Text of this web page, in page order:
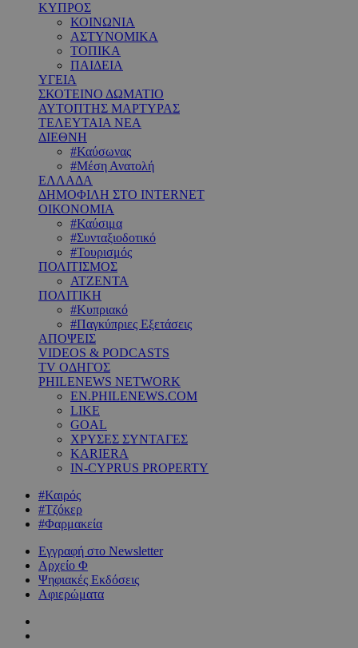
ΚΥΠΡΟΣ
ΚΟΙΝΩΝΙΑ
ΑΣΤΥΝΟΜΙΚΑ
ΤΟΠΙΚΑ
ΠΑΙΔΕΙΑ
ΥΓΕΙΑ
ΣΚΟΤΕΙΝΟ ΔΩΜΑΤΙΟ
ΑΥΤΟΠΤΗΣ ΜΑΡΤΥΡΑΣ
ΤΕΛΕΥΤΑΙΑ ΝΕΑ
ΔΙΕΘΝΗ
#Καύσωνας
#Μέση Ανατολή
ΕΛΛΑΔΑ
ΔΗΜΟΦΙΛΗ ΣΤΟ INTERNET
ΟΙΚΟΝΟΜΙΑ
#Καύσιμα
#Συνταξιοδοτικό
#Τουρισμός
ΠΟΛΙΤΙΣΜΟΣ
ΑΤΖΕΝΤΑ
ΠΟΛΙΤΙΚΗ
#Κυπριακό
#Παγκύπριες Εξετάσεις
ΑΠΟΨΕΙΣ
VIDEOS & PODCASTS
TV ΟΔΗΓΟΣ
PHILENEWS NETWORK
EN.PHILENEWS.COM
LIKE
GOAL
ΧΡΥΣΕΣ ΣΥΝΤΑΓΕΣ
KARIERA
IN-CYPRUS PROPERTY
#Καιρός
#Τζόκερ
#Φαρμακεία
Εγγραφή στο Newsletter
Αρχείο Φ
Ψηφιακές Εκδόσεις
Αφιερώματα